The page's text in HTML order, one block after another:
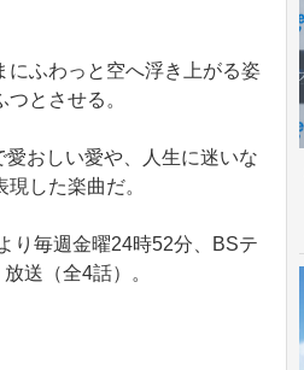
ふわっと空へ浮き上がる姿
とさせる。
おしい愛や、人生に迷いな
した楽曲だ。
り毎週金曜24時52分、BSテ
送（全4話）。